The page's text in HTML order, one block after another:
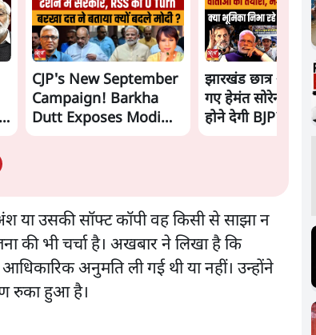
CJP's New September
Campaign! Barkha
Dutt Exposes Modi
झारखंड छात्र
गए हेमंत सोरेन,
होने देगी BJP?
उसकी सॉफ्ट कॉपी वह किसी से साझा न
की भी चर्चा है। अखबार ने लिखा है कि
अनुमति ली गई थी या नहीं। उन्होंने
रुका हुआ है।